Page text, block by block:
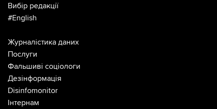
Вибір редакції
#English
Журналістика даних
Послуги
Фальшиві соціологи
Дезінформація
Disinfomonitor
Інтернам